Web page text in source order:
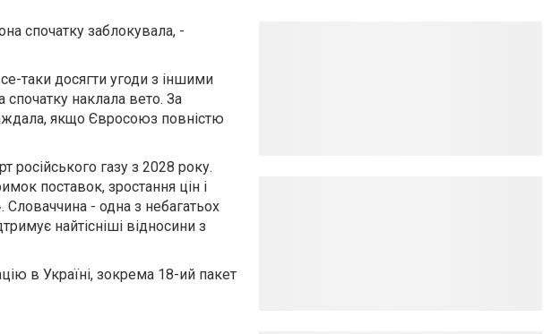
спочатку заблокувала, -
таки досягти угоди з іншими
спочатку наклала вето. За
якщо Євросоюз повністю
російського газу з 2028 року.
поставок, зростання цін і
Словаччина - одна з небагатьох
найтісніші відносини з
в Україні, зокрема 18-ий пакет